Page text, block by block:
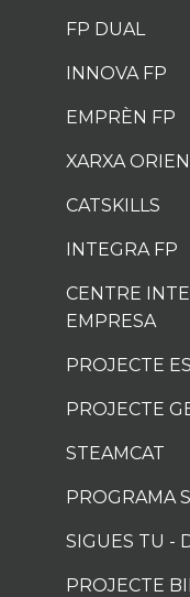
FP DUAL
INNOVA FP
EMPRÈN FP
XARXA
CATSKILLS
INTEGRA FP
CENTRE
EMPRESA
PROJECTE
PROJECTE
STEAMCAT
PROGRAMA
SIGUES TU -
PROJECTE